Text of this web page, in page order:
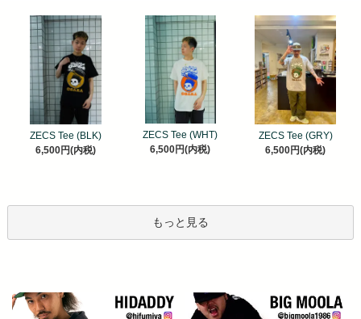
ZECS Tee (BLK)
6,500円(内税)
ZECS Tee (WHT)
6,500円(内税)
ZECS Tee (GRY)
6,500円(内税)
もっと見る